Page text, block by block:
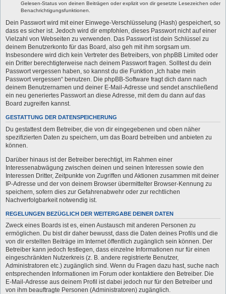
Gelesen-Status von deinen Beiträgen oder explizit von dir gesetzte Lesezeichen oder
Benachrichtigungsfunktionen.
Dein Passwort wird mit einer Einwege-Verschlüsselung (Hash) gespeichert, so
dass es sicher ist. Jedoch wird dir empfohlen, dieses Passwort nicht auf einer
Vielzahl von Webseiten zu verwenden. Das Passwort ist dein Schlüssel zu
deinem Benutzerkonto für das Board, also geh mit ihm sorgsam um.
Insbesondere wird dich kein Vertreter des Betreibers, von phpBB Limited oder
ein Dritter berechtigterweise nach deinem Passwort fragen. Solltest du dein
Passwort vergessen haben, so kannst du die Funktion „Ich habe mein
Passwort vergessen“ benutzen. Die phpBB-Software fragt dich dann nach
deinem Benutzernamen und deiner E-Mail-Adresse und sendet anschließend
ein neu generiertes Passwort an diese Adresse, mit dem du dann auf das
Board zugreifen kannst.
GESTATTUNG DER DATENSPEICHERUNG
Du gestattest dem Betreiber, die von dir eingegebenen und oben näher
spezifizierten Daten zu speichern, um das Board betreiben und anbieten zu
können.
Darüber hinaus ist der Betreiber berechtigt, im Rahmen einer
Interessenabwägung zwischen deinen und seinen Interessen sowie den
Interessen Dritter, Zeitpunkte von Zugriffen und Aktionen zusammen mit deiner
IP-Adresse und der von deinem Browser übermittelter Browser-Kennung zu
speichern, sofern dies zur Gefahrenabwehr oder zur rechtlichen
Nachverfolgbarkeit notwendig ist.
REGELUNGEN BEZÜGLICH DER WEITERGABE DEINER DATEN
Zweck eines Boards ist es, einen Austausch mit anderen Personen zu
ermöglichen. Du bist dir daher bewusst, dass die Daten deines Profils und die
von dir erstellten Beiträge im Internet öffentlich zugänglich sein können. Der
Betreiber kann jedoch festlegen, dass einzelne Informationen nur für einen
eingeschränkten Nutzerkreis (z. B. andere registrierte Benutzer,
Administratoren etc.) zugänglich sind. Wenn du Fragen dazu hast, suche nach
entsprechenden Informationen im Forum oder kontaktiere den Betreiber. Die
E-Mail-Adresse aus deinem Profil ist dabei jedoch nur für den Betreiber und
von ihm beauftragte Personen (Administratoren) zugänglich.